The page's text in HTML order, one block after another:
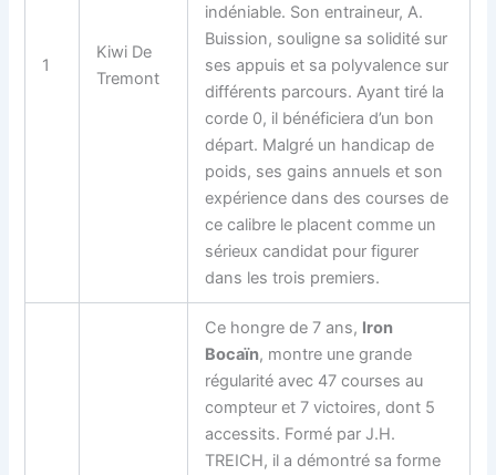
1
Kiwi De
Tremont
indéniable. Son entraineur, A.
Buission, souligne sa solidité sur
ses appuis et sa polyvalence sur
différents parcours. Ayant tiré la
corde 0, il bénéficiera d’un bon
départ. Malgré un handicap de
poids, ses gains annuels et son
expérience dans des courses de
ce calibre le placent comme un
sérieux candidat pour figurer
dans les trois premiers.
Ce hongre de 7 ans, Iron
Bocaïn, montre une grande
régularité avec 47 courses au
compteur et 7 victoires, dont 5
accessits. Formé par J.H.
TREICH, il a démontré sa forme